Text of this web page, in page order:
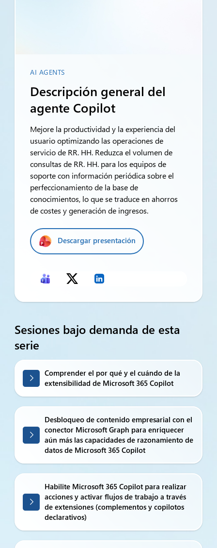
AI AGENTS
Descripción general del
agente Copilot
Mejore la productividad y la experiencia del
usuario optimizando las operaciones de
servicio de RR. HH. Reduzca el volumen de
consultas de RR. HH. para los equipos de
soporte con información periódica sobre el
perfeccionamiento de la base de
conocimientos, lo que se traduce en ahorros
de costes y generación de ingresos.
Descargar presentación
Sesiones bajo demanda de esta
serie
Comprender el por qué y el cuándo de la
extensibilidad de Microsoft 365 Copilot
Desbloqueo de contenido empresarial con el
conector Microsoft Graph para enriquecer
aún más las capacidades de razonamiento de
datos de Microsoft 365 Copilot
Habilite Microsoft 365 Copilot para realizar
acciones y activar flujos de trabajo a través
de extensiones (complementos y copilotos
declarativos)